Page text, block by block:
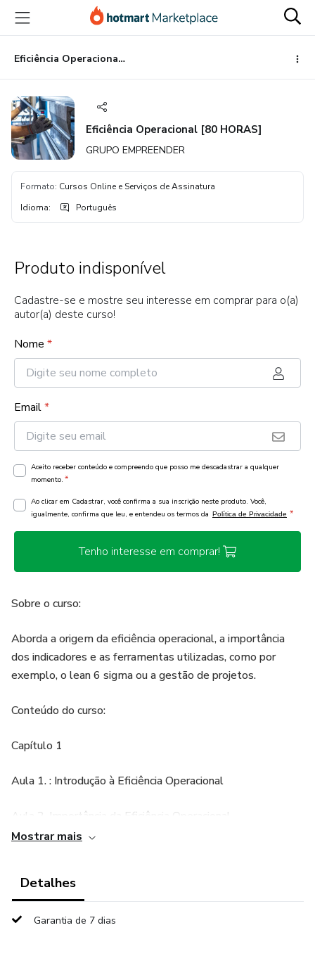
para
conteúdo
principal
para
pagamento
para
rodapé
Eficiência Operacional [80 HORAS]
Eficiência Operacional [80 HORAS]
GRUPO EMPREENDER
Formato: Cursos Online e Serviços de Assinatura
Idioma: Português
Produto indisponível
Cadastre-se e mostre seu interesse em comprar para o(a)
autor(a) deste curso!
Nome *
Email*
Aceito receber conteúdo e compreendo que posso me descadastrar a qualquer
momento. *
Ao clicar em Cadastrar, você confirma a sua inscrição neste produto. Você,
igualmente, confirma que leu, e entendeu os termos da Política de Privacidade *
Tenho interesse em comprar!
Sobre o curso:
Aborda a origem da eficiência operacional, a importância
dos indicadores e as ferramentas utilizadas, como por
exemplo, o lean 6 sigma ou a gestão de projetos.
Conteúdo do curso:
Capítulo 1
Aula 1. : Introdução à Eficiência Operacional
Aula 2. Importância da Eficiência Operacional
Aula 4. Origem e História da Eficiência Operacional
Aula 5. Evolução e Futuro da Eficiência Operacional I
Mostrar mais
Detalhes
Garantia de 7 dias